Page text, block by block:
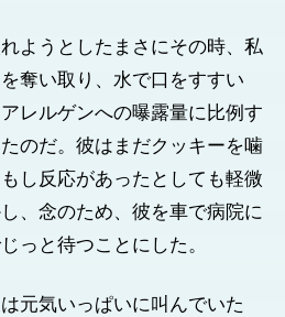
ようとしたまさにその時、私
奪い取り、水で口をすすい
レルゲンへの曝露量に比例す
のだ。彼はまだクッキーを噛
し反応があったとしても軽微
、念のため、彼を車で病院に
っと待つことにした。
元気いっぱいに叫んでいた